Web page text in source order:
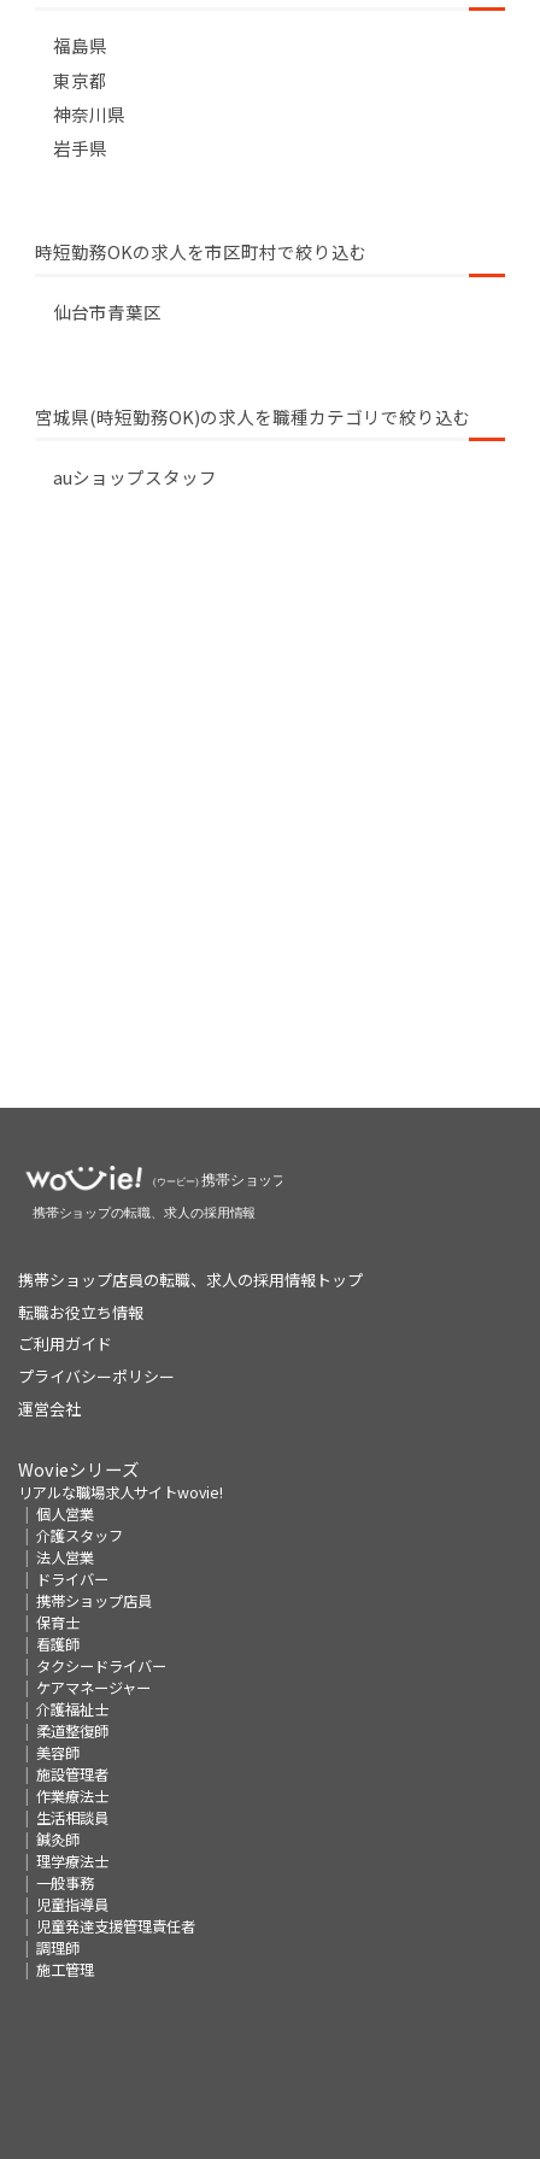
福島県
東京都
神奈川県
岩手県
時短勤務OKの求人を市区町村で絞り込む
仙台市青葉区
宮城県(時短勤務OK)の求人を職種カテゴリで絞り込む
auショップスタッフ
携帯ショップ店員の転職、求人の採用情報トップ
転職お役立ち情報
ご利用ガイド
プライバシーポリシー
運営会社
Wovieシリーズ
リアルな職場求人サイトwovie!
個人営業
介護スタッフ
法人営業
ドライバー
携帯ショップ店員
保育士
看護師
タクシードライバー
ケアマネージャー
介護福祉士
柔道整復師
美容師
施設管理者
作業療法士
生活相談員
鍼灸師
理学療法士
一般事務
児童指導員
児童発達支援管理責任者
調理師
施工管理